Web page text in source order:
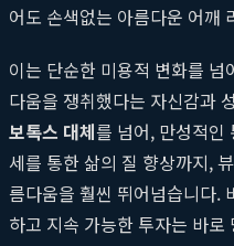
어도 손색없는 아름다운 어깨
이는 단순한 미용적 변화를
다움을 쟁취했다는 자신감과
보톡스 대체를 넘어, 만성적인
세를 통한 삶의 질 향상까지,
름다움을 훨씬 뛰어넘습니다.
하고 지속 가능한 투자는 바